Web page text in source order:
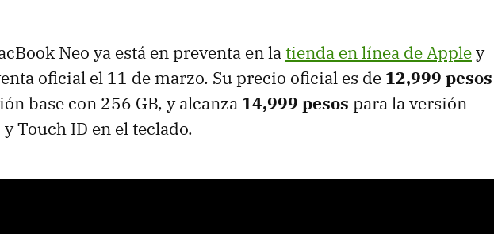
Neo ya está en preventa en latienda en línea de Appley
oficial el 11 de marzo. Su precio oficial es de 12,999 pesos
base con 256 GB, y alcanza 14,999 pesos para la versión
Touch ID en el teclado.